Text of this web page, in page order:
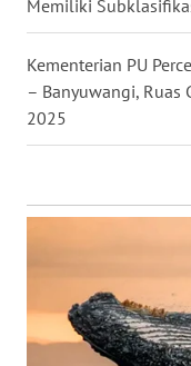
Memiliki
Kementerian PU
– Banyuwangi, Ruas
2025
WN
SULUT
MALUKU